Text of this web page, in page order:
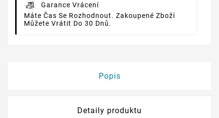
Garance Vrácení
Máte Čas Se Rozhodnout. Zakoupené Zboží
Můžete Vrátit Do 30 Dnů.
Popis
Detaily produktu